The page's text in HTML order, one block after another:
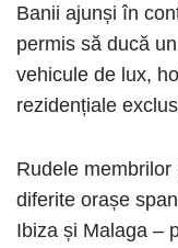
Banii ajunși în
permis să ducă
vehicule de lux,
rezidențiale
Rudele
diferite orașe
Ibiza și Malaga –